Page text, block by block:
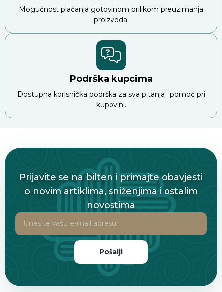
Mogućnost plaćanja gotovinom prilikom preuzimanja
proizvoda.
Podrška kupcima
Dostupna korisnička podrška za sva pitanja i pomoć pri
kupovini.
Prijavite se na bilten i primajte obavjesti
o novim artiklima, sniženjima i ostalim
novostima
Pošalji